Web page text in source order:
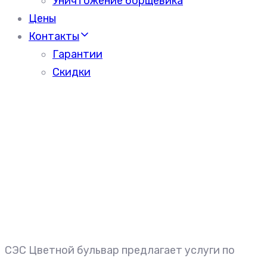
Цены
Контакты
Гарантии
Скидки
СЭС Цветной бульвар предлагает услуги по